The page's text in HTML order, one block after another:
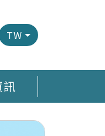
TW
站地圖網預防登革熱